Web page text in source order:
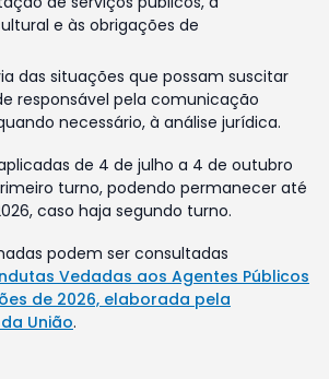
e às obrigações de
das situações que possam suscitar
responsável pela comunicação
necessário, à análise jurídica.
de 4 de julho a 4 de outubro
turno, podendo permanecer até
caso haja segundo turno.
podem ser consultadas
Vedadas aos Agentes Públicos
de 2026, elaborada pela
União.